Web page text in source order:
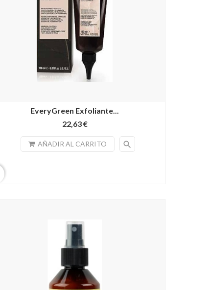
EveryGreen Exfoliante...
22,63 €
AÑADIR AL CARRITO search